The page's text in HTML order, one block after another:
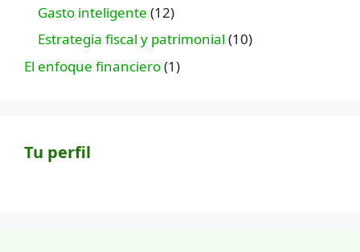
Gasto inteligente (12)
Estrategia fiscal y patrimonial (10)
El enfoque financiero(1)
Tu perfil